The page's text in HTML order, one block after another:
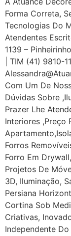
Forma Correta,
Tecnologias Do
Atendentes
1139 –
| TIM (41) 9810-
Com Um De
Dúvidas Sobre
Prazer Lhe
Interiores ,Preço
Forros
Forro Em
Projetos De
3D, Iluminação,
Persiana
Cortina Sob
Criativas,
Independente